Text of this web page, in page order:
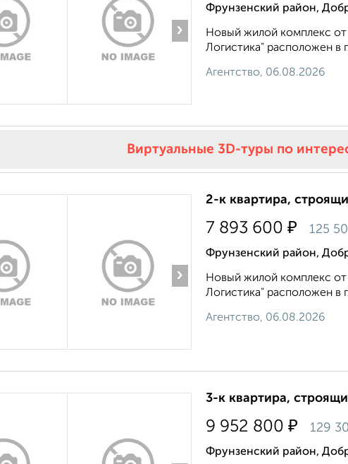
›
Фрунзенский район,
Новый жилой комплекс
Логистика" расположен в
Агентство, 06.08.2026
Виртуальные 3D-туры по
›
2-к квартира,
7 893 600 ₽ 125
Фрунзенский район,
Новый жилой комплекс
Логистика" расположен в
Агентство, 06.08.2026
3-к квартира,
9 952 800 ₽ 129
Фрунзенский район,